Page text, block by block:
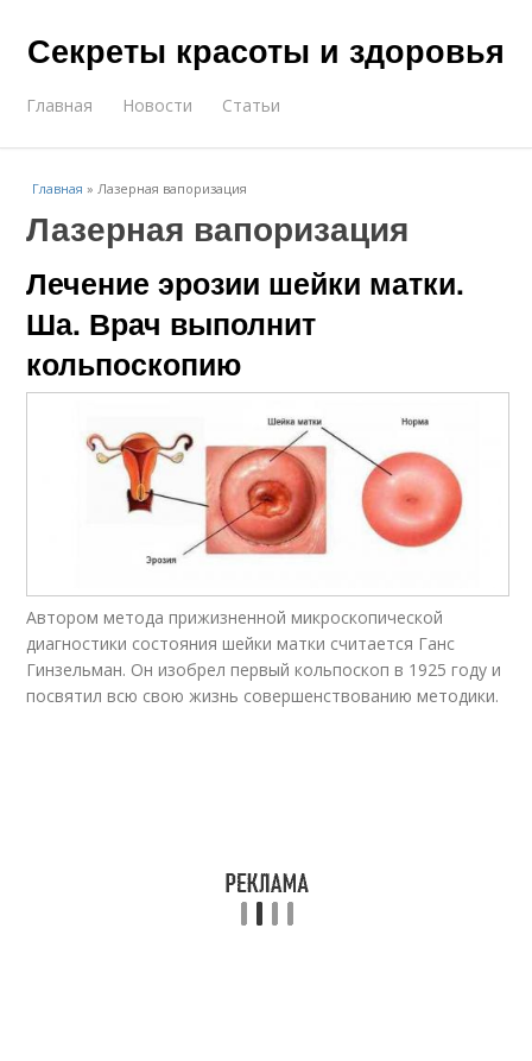
Секреты красоты и здоровья
Главная Новости Статьи
Главная »Лазерная вапоризация
Лазерная вапоризация
Лечение эрозии шейки матки.
Ша. Врач выполнит
кольпоскопию
Автором метода прижизненной микроскопической
диагностики состояния шейки матки считается Ганс
Гинзельман. Он изобрел первый кольпоскоп в 1925 году и
посвятил всю свою жизнь совершенствованию методики.